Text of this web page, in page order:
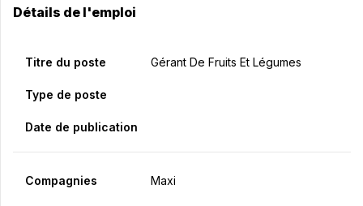
Détails de l'emploi
Titre du poste Gérant De Fruits Et Légumes
Type de poste
Date de publication
Compagnies Maxi